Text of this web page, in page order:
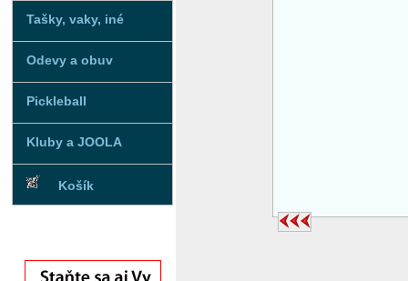
Tašky, vaky, iné
Odevy a obuv
Pickleball
Kluby a JOOLA
Košík